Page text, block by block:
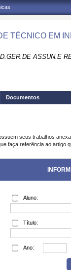
TÉCNICO EM
ASSUN.E
Documentos
seus trabalhos
faça referência ao artigo
Aluno:
Título:
Ano: